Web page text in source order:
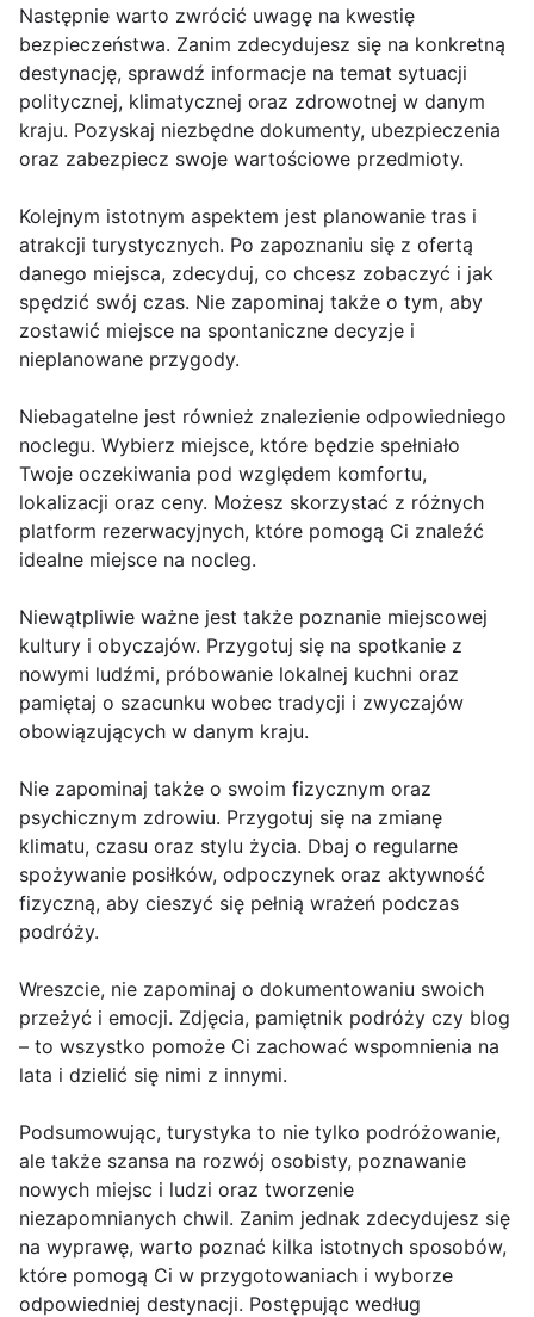
Następnie warto zwrócić uwagę na kwestię
bezpieczeństwa. Zanim zdecydujesz się na konkretną
destynację, sprawdź informacje na temat sytuacji
politycznej, klimatycznej oraz zdrowotnej w danym
kraju. Pozyskaj niezbędne dokumenty, ubezpieczenia
oraz zabezpiecz swoje wartościowe przedmioty.
Kolejnym istotnym aspektem jest planowanie tras i
atrakcji turystycznych. Po zapoznaniu się z ofertą
danego miejsca, zdecyduj, co chcesz zobaczyć i jak
spędzić swój czas. Nie zapominaj także o tym, aby
zostawić miejsce na spontaniczne decyzje i
nieplanowane przygody.
Niebagatelne jest również znalezienie odpowiedniego
noclegu. Wybierz miejsce, które będzie spełniało
Twoje oczekiwania pod względem komfortu,
lokalizacji oraz ceny. Możesz skorzystać z różnych
platform rezerwacyjnych, które pomogą Ci znaleźć
idealne miejsce na nocleg.
Niewątpliwie ważne jest także poznanie miejscowej
kultury i obyczajów. Przygotuj się na spotkanie z
nowymi ludźmi, próbowanie lokalnej kuchni oraz
pamiętaj o szacunku wobec tradycji i zwyczajów
obowiązujących w danym kraju.
Nie zapominaj także o swoim fizycznym oraz
psychicznym zdrowiu. Przygotuj się na zmianę
klimatu, czasu oraz stylu życia. Dbaj o regularne
spożywanie posiłków, odpoczynek oraz aktywność
fizyczną, aby cieszyć się pełnią wrażeń podczas
podróży.
Wreszcie, nie zapominaj o dokumentowaniu swoich
przeżyć i emocji. Zdjęcia, pamiętnik podróży czy blog
– to wszystko pomoże Ci zachować wspomnienia na
lata i dzielić się nimi z innymi.
Podsumowując, turystyka to nie tylko podróżowanie,
ale także szansa na rozwój osobisty, poznawanie
nowych miejsc i ludzi oraz tworzenie
niezapomnianych chwil. Zanim jednak zdecydujesz się
na wyprawę, warto poznać kilka istotnych sposobów,
które pomogą Ci w przygotowaniach i wyborze
odpowiedniej destynacji. Postępując według